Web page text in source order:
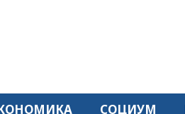
СОЦИУМ